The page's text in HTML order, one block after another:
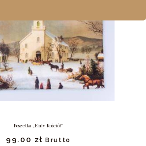
Poszetka „Biały Kościół”
99. 00 zł Brutto